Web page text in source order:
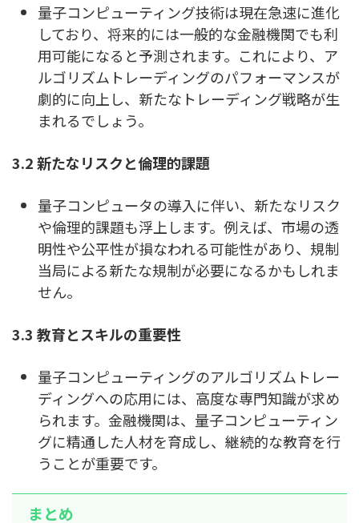
量子コンピューティング技術は現在急速に進化
しており、将来的には一般的な金融機関でも利
用可能になると予測されます。これにより、ア
ルゴリズムトレーディングのパフォーマンスが
劇的に向上し、新たなトレーディング戦略が生
まれるでしょう。
3.2 新たなリスクと倫理的課題
量子コンピュータの導入に伴い、新たなリスク
や倫理的課題も浮上します。例えば、市場の透
明性や公平性が損なわれる可能性があり、規制
当局による新たな規制が必要になるかもしれま
せん。
3.3 教育とスキルの重要性
量子コンピューティングのアルゴリズムトレー
ディングへの応用には、高度な専門知識が求め
られます。金融機関は、量子コンピューティン
グに精通した人材を育成し、継続的な教育を行
うことが重要です。
まとめ